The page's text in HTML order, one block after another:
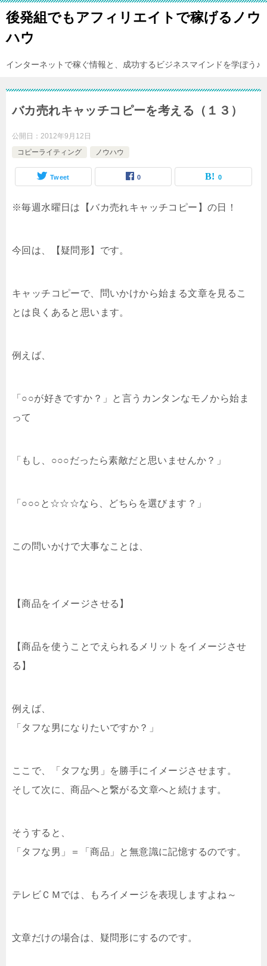
後発組でもアフィリエイトで稼げるノウ
ハウ
インターネットで稼ぐ情報と、成功するビジネスマインドを学ぼう♪
バカ売れキャッチコピーを考える（１３）
公開日： 2012年9月12日
コピーライティング
ノウハウ
Tweet 0 0
※毎週水曜日は【バカ売れキャッチコピー】の日！
今回は、【疑問形】です。
キャッチコピーで、問いかけから始まる文章を見るこ
とは良くあると思います。
例えば、
「○○が好きですか？」と言うカンタンなモノから始ま
って
「もし、○○○だったら素敵だと思いませんか？」
「○○○と☆☆☆なら、どちらを選びます？」
この問いかけで大事なことは、
【商品をイメージさせる】
【商品を使うことでえられるメリットをイメージさせ
る】
例えば、
「タフな男になりたいですか？」
ここで、「タフな男」を勝手にイメージさせます。
そして次に、商品へと繋がる文章へと続けます。
そうすると、
「タフな男」＝「商品」と無意識に記憶するのです。
テレビＣＭでは、もろイメージを表現しますよね～
文章だけの場合は、疑問形にするのです。